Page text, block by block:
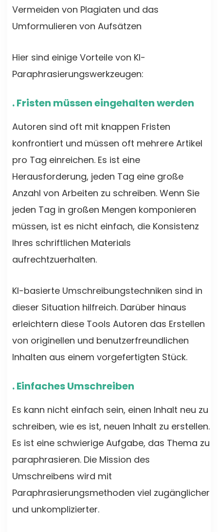
Vermeiden von Plagiaten und das
Umformulieren von Aufsätzen
Hier sind einige Vorteile von KI-
Paraphrasierungswerkzeugen:
. Fristen müssen eingehalten werden
Autoren sind oft mit knappen Fristen
konfrontiert und müssen oft mehrere Artikel
pro Tag einreichen. Es ist eine
Herausforderung, jeden Tag eine große
Anzahl von Arbeiten zu schreiben. Wenn Sie
jeden Tag in großen Mengen komponieren
müssen, ist es nicht einfach, die Konsistenz
Ihres schriftlichen Materials
aufrechtzuerhalten.
KI-basierte Umschreibungstechniken sind in
dieser Situation hilfreich. Darüber hinaus
erleichtern diese Tools Autoren das Erstellen
von originellen und benutzerfreundlichen
Inhalten aus einem vorgefertigten Stück.
. Einfaches Umschreiben
Es kann nicht einfach sein, einen Inhalt neu zu
schreiben, wie es ist, neuen Inhalt zu erstellen.
Es ist eine schwierige Aufgabe, das Thema zu
paraphrasieren. Die Mission des
Umschreibens wird mit
Paraphrasierungsmethoden viel zugänglicher
und unkomplizierter.